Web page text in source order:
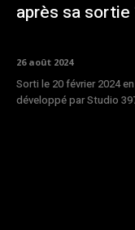
après sa sortie
26 août 2024
Sorti le 20 février 2024
développé par Studio